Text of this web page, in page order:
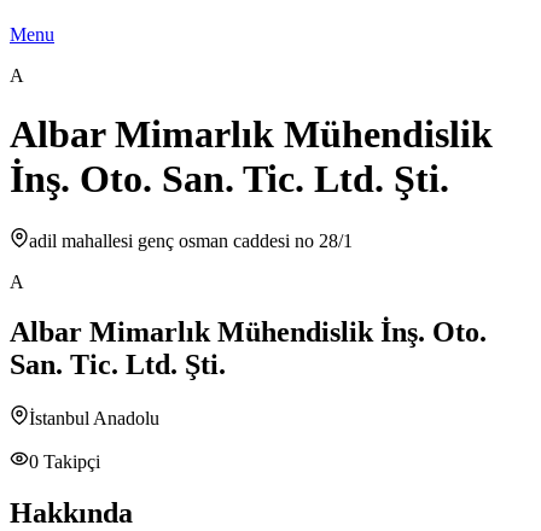
Menu
A
Albar Mimarlık Mühendislik
İnş. Oto. San. Tic. Ltd. Şti.
adil mahallesi genç osman caddesi no 28/1
A
Albar Mimarlık Mühendislik İnş. Oto.
San. Tic. Ltd. Şti.
İstanbul Anadolu
0 Takipçi
Hakkında